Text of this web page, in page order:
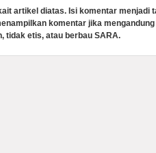
artikel diatas. Isi komentar menjadi
komentar jika
tidak etis, atau berbau SARA.